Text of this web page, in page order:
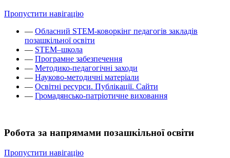
Пропустити навігацію
— Обласний STEM-коворкінг педагогів закладів
позашкільної освіти
— STEM–школа
— Програмне забезпечення
— Методико-педагогічні заходи
— Науково-методичні матеріали
— Освітні ресурси. Публікації. Сайти
— Громадянсько-патріотичне виховання
Робота за напрямами позашкільної освіти
Пропустити навігацію